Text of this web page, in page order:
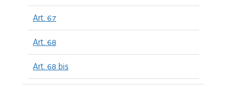
Art. 67
Art. 68
Art. 68 bis